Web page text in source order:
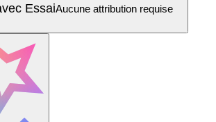
EssaiAucune attribution requise